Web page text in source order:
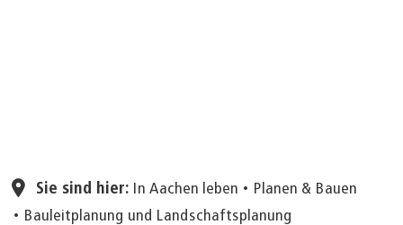
Sie sind hier: In Aachen leben
Planen & Bauen
Bauleitplanung und Landschaftsplanung